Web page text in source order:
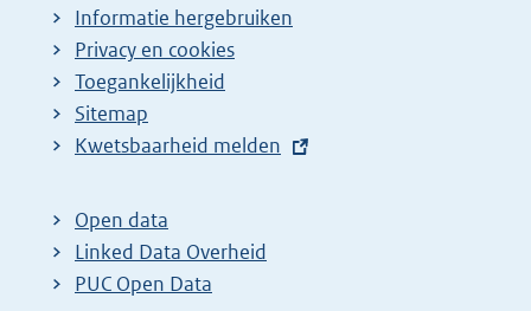
Informatie hergebruiken
Privacy en cookies
Toegankelijkheid
Sitemap
E
t
e
r
Kwetsbaarheid melden
Open data
Linked Data Overheid
PUC Open Data